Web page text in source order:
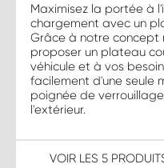
Maximisez la portée à
chargement avec un
Grâce à notre concept
proposer un plateau
véhicule et à vos
facilement d'une seule
poignée de
l'extérieur.
VOIR LES 5